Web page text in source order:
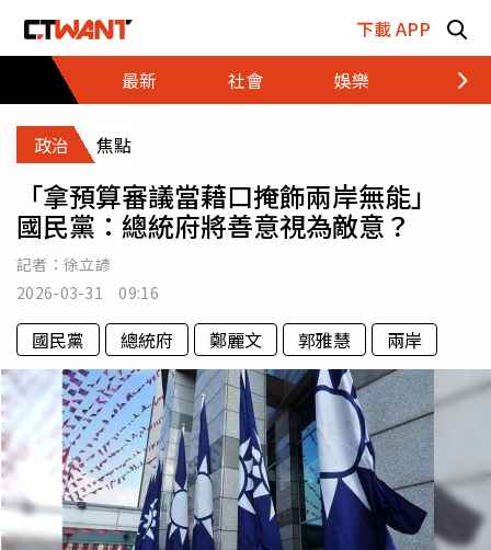
下載 APP
最新
社會 娛樂 財經
政治 焦點
「拿預算審議當藉口掩飾兩岸無能」
國民黨：總統府將善意視為敵意？
記者： 徐立諺
2026-03-31 09:16
國民黨 總統府 鄭麗文 郭雅慧 兩岸